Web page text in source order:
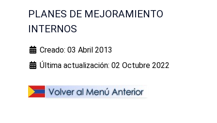
PLANES DE MEJORAMIENTO
INTERNOS
Creado: 03 Abril 2013
Última actualización: 02 Octubre 2022